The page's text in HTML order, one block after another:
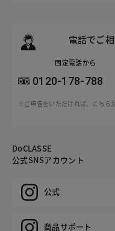
電話でご
固定電話から
0120-178-788
※ご申告をいただければ、こちら
DoCLASSE
公式SNSアカウント
公式
商品サポート